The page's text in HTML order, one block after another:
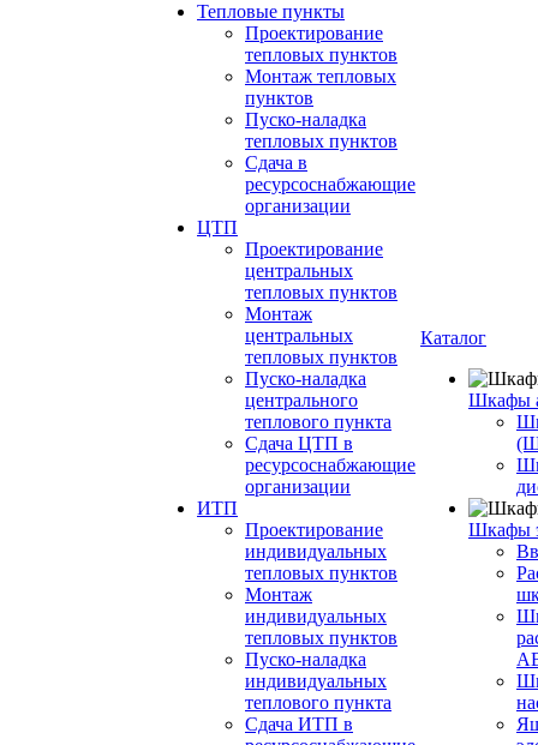
Тепловые пункты
Проектирование
тепловых пунктов
Монтаж тепловых
пунктов
Пуско-наладка
тепловых пунктов
Сдача в
ресурсоснабжающие
организации
ЦТП
Проектирование
центральных
тепловых пунктов
Монтаж
центральных
тепловых пунктов
Пуско-наладка
центрального
теплового пункта
Сдача ЦТП в
ресурсоснабжающие
организации
ИТП
Проектирование
индивидуальных
тепловых пунктов
Монтаж
индивидуальных
тепловых пунктов
Пуско-наладка
индивидуальных
теплового пункта
Сдача ИТП в
Каталог
Шкафы
Шкафы